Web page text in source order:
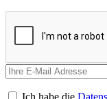
Ich habe die